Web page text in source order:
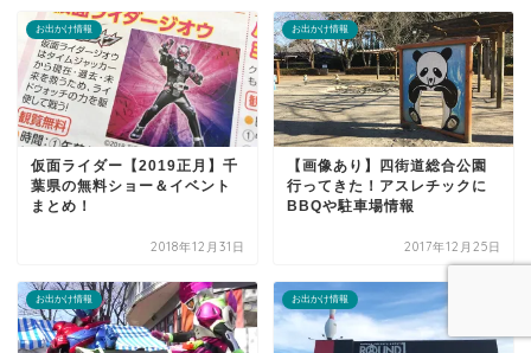
お出かけ情報
仮面ライダー【2019正月】千
葉県の無料ショー＆イベント
まとめ！
2018年12月31日
お出かけ情報
【画像あり】四街道総合公園
行ってきた！アスレチックに
BBQや駐車場情報
2017年12月25日
お出かけ情報 お出かけ情報